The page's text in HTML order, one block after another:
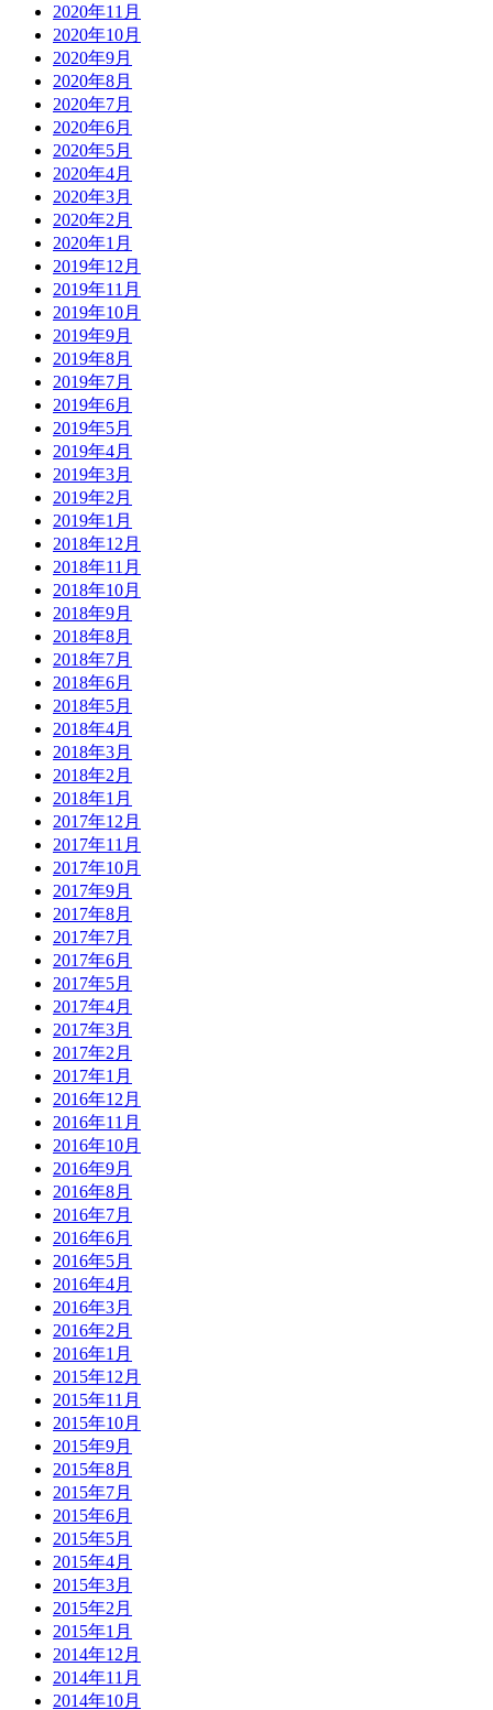
2020年11月
2020年10月
2020年9月
2020年8月
2020年7月
2020年6月
2020年5月
2020年4月
2020年3月
2020年2月
2020年1月
2019年12月
2019年11月
2019年10月
2019年9月
2019年8月
2019年7月
2019年6月
2019年5月
2019年4月
2019年3月
2019年2月
2019年1月
2018年12月
2018年11月
2018年10月
2018年9月
2018年8月
2018年7月
2018年6月
2018年5月
2018年4月
2018年3月
2018年2月
2018年1月
2017年12月
2017年11月
2017年10月
2017年9月
2017年8月
2017年7月
2017年6月
2017年5月
2017年4月
2017年3月
2017年2月
2017年1月
2016年12月
2016年11月
2016年10月
2016年9月
2016年8月
2016年7月
2016年6月
2016年5月
2016年4月
2016年3月
2016年2月
2016年1月
2015年12月
2015年11月
2015年10月
2015年9月
2015年8月
2015年7月
2015年6月
2015年5月
2015年4月
2015年3月
2015年2月
2015年1月
2014年12月
2014年11月
2014年10月